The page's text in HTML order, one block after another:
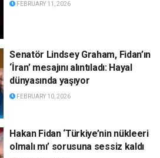
FEBRUARY 11, 2026
Senatör Lindsey Graham, Fidan’ın
‘İran’ mesajını alıntıladı: Hayal
dünyasında yaşıyor
FEBRUARY 10, 2026
Hakan Fidan ‘Türkiye’nin nükleeri
olmalı mı’ sorusuna sessiz kaldı